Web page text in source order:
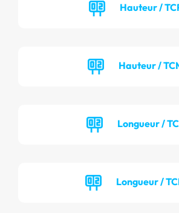
Hauteur /
Hauteur /
Longueur /
Longueur /